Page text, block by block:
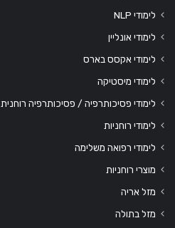
לימודי NLP
לימודי אונליין
לימודי אקסס בארס
לימודי מיסטיקה
לימודי פסיכותרפיה / פסיכותרפיה רוחנית
לימודי רוחניות
לימודי רפואה משלימה
מוצרי רוחניות
מזל אריה
מזל בתולה